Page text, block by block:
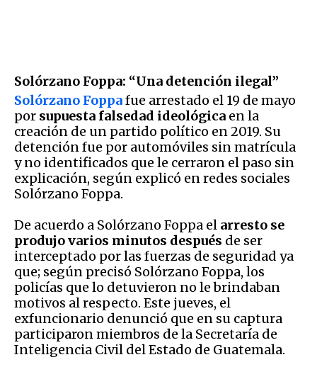
Solórzano Foppa: “Una detención ilegal”
Solórzano Foppafue arrestado el 19 de mayo
por supuesta falsedad ideológica en la
creación de un partido político en 2019. Su
detención fue por automóviles sin matrícula
y no identificados que le cerraron el paso sin
explicación, según explicó en redes sociales
Solórzano Foppa.
De acuerdo a Solórzano Foppa el arresto se
produjo varios minutos después de ser
interceptado por las fuerzas de seguridad ya
que; según precisó Solórzano Foppa, los
policías que lo detuvieron no le brindaban
motivos al respecto. Este jueves, el
exfuncionario denunció que en su captura
participaron miembros de la Secretaría de
Inteligencia Civil del Estado de Guatemala.